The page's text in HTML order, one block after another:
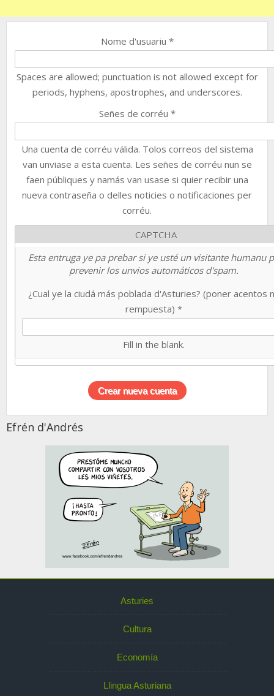
Nome d'usuariu *
Spaces are allowed; punctuation is not allowed except for
periods, hyphens, apostrophes, and underscores.
Señes de corréu *
Una cuenta de corréu válida. Tolos correos del sistema
van unviase a esta cuenta. Les señes de corréu nun se
faen públiques y namás van usase si quier recibir una
nueva contraseña o delles noticies o notificaciones per
corréu.
CAPTCHA
Esta entruga ye pa prebar si ye usté un visitante humanu
prevenir los unvios automáticos d'spam.
¿Cual ye la ciudá más poblada d'Asturies? (poner acentos
rempuesta) *
Fill in the blank.
Efrén d'Andrés
Asturies
Cultura
Economía
Llingua Asturiana